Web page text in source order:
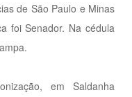
de São Paulo e Minas
foi Senador. Na cédula
em Saldanha